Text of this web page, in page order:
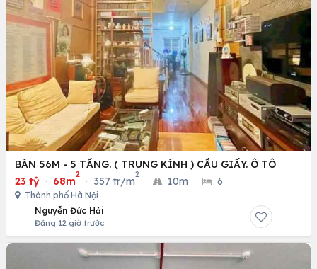
BÁN 56M - 5 TẦNG. ( TRUNG KÍNH ) CẦU GIẤY. Ô TÔ
23 tỷ · 68m
2
· 357 tr/m
2
· 10m · 6
Thành phố Hà Nội
Nguyễn Đức Hải
Đăng 12 giờ trước